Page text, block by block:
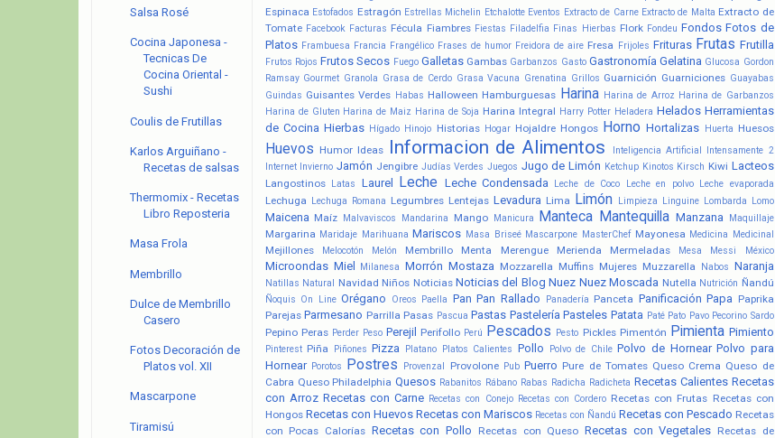
Espinaca Estofados Estragón Estrellas Michelin Etchalotte Eventos Extracto de Carne Extracto de Malta Extracto de
Tomate Facebook Facturas Fécula Fiambres Fiestas Filadelfia Finas Hierbas Flork Fondeu Fondos Fotos de
Platos Frambuesa Francia Frangélico Frases de humor Freidora de aire Fresa Frijoles Frituras Frutas Frutilla
Frutos Rojos Frutos Secos Fuego Galletas Gambas Garbanzos Gasto Gastronomía Gelatina Glucosa Gordon
Ramsay Gourmet Granola Grasa de Cerdo Grasa Vacuna Grenatina Grillos Guarnición Guarniciones Guayabas
Guindas Guisantes Verdes Habas Halloween Hamburguesas Harina Harina de Arroz Harina de Garbanzos
Harina de Gluten Harina de Maiz Harina de Soja Harina Integral Harry Potter Heladera Helados Herramientas
de Cocina Hierbas Hígado Hinojo Historias Hogar Hojaldre Hongos Horno Hortalizas Huerta Huesos
Huevos Humor Ideas Informacion de Alimentos Inteligencia Artificial Intensamente 2
Internet Invierno Jamón Jengibre Judías Verdes Juegos Jugo de Limón Ketchup Kinotos Kirsch Kiwi Lacteos
Langostinos Latas Laurel Leche Leche Condensada Leche de Coco Leche en polvo Leche evaporada
Lechuga Lechuga Romana Legumbres Lentejas Levadura Lima Limón Limpieza Linguine Lombarda Lomo
Maicena Maíz Malvaviscos Mandarina Mango Manicura Manteca Mantequilla Manzana Maquillaje
Margarina Maridaje Marihuana Mariscos Masa Briseé Mascarpone MasterChef Mayonesa Medicina Medicinal
Mejillones Melocotón Melón Membrillo Menta Merengue Merienda Mermeladas Mesa Messi México
Microondas Miel Milanesa Morrón Mostaza Mozzarella Muffins Mujeres Muzzarella Nabos Naranja
Natillas Natural Navidad Niños Noticias Noticias del Blog Nuez Nuez Moscada Nutella Nutrición Ñandú
Ñoquis On Line Orégano Oreos Paella Pan Pan Rallado Panadería Panceta Panificación Papa Paprika
Parejas Parmesano Parrilla Pasas Pascua Pastas Pastelería Pasteles Patata Paté Pato Pavo Pecorino Sardo
Pepino Peras Perder Peso Perejil Perifollo Perú Pescados Pesto Pickles Pimentón Pimienta Pimiento
Pinterest Piña Piñones Pizza Platano Platos Calientes Pollo Polvo de Chile Polvo de Hornear Polvo para
Hornear Porotos Postres Provenzal Provolone Pub Puerro Pure de Tomates Queso Crema Queso de
Cabra Queso Philadelphia Quesos Rabanitos Rábano Rabas Radicha Radicheta Recetas Calientes Recetas
con Arroz Recetas con Carne Recetas con Conejo Recetas con Cordero Recetas con Frutas Recetas con
Hongos Recetas con Huevos Recetas con Mariscos Recetas con Ñandú Recetas con Pescado Recetas
con Pocas Calorías Recetas con Pollo Recetas con Queso Recetas con Vegetales Recetas de
Salsa Rosé
Cocina Japonesa -
Tecnicas De
Cocina Oriental -
Sushi
Coulis de Frutillas
Karlos Arguiñano -
Recetas de salsas
Thermomix - Recetas
Libro Reposteria
Masa Frola
Membrillo
Dulce de Membrillo
Casero
Fotos Decoración de
Platos vol. XII
Mascarpone
Tiramisú